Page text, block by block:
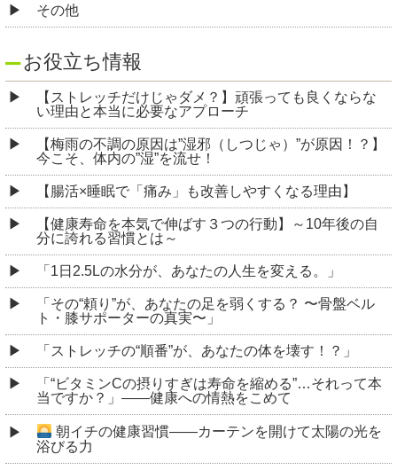
その他
お役立ち情報
【ストレッチだけじゃダメ？】頑張っても良くならな
い理由と本当に必要なアプローチ
【梅雨の不調の原因は”湿邪（しつじゃ）”が原因！？】
今こそ、体内の”湿”を流せ！
【腸活×睡眠で「痛み」も改善しやすくなる理由】
【健康寿命を本気で伸ばす３つの行動】～10年後の自
分に誇れる習慣とは～
「1日2.5Lの水分が、あなたの人生を変える。」
「その“頼り”が、あなたの足を弱くする？ 〜骨盤ベル
ト・膝サポーターの真実〜」
「ストレッチの“順番”が、あなたの体を壊す！？」
「“ビタミンCの摂りすぎは寿命を縮める”…それって本
当ですか？」――健康への情熱をこめて
朝イチの健康習慣――カーテンを開けて太陽の光を
浴びる力